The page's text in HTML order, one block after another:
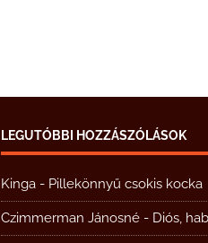
LEGUTÓBBI HOZZÁSZÓLÁSOK
Kinga - Pillekönnyű csokis kocka
Czimmerman Jánosné - Diós,